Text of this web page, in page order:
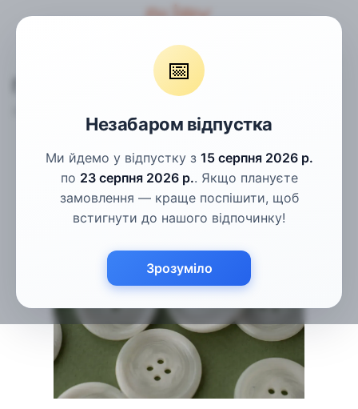
📅
Незабаром відпустка
Ми йдемо у відпустку з 15 серпня 2026 р.
по 23 серпня 2026 р.. Якщо плануєте
замовлення — краще поспішити, щоб
встигнути до нашого відпочинку!
Зрозуміло
Пальтові гудзики Гудзики молочні рогові 25мм
Гудзики молочні рогові 25мм